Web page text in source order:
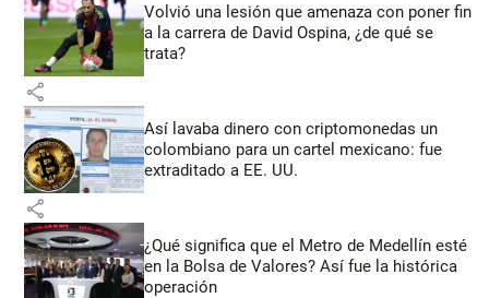
Volvió una lesión que amenaza con poner fin
a la carrera de David Ospina, ¿de qué se
trata?
share
Así lavaba dinero con criptomonedas un
colombiano para un cartel mexicano: fue
extraditado a EE. UU.
share
¿Qué significa que el Metro de Medellín esté
en la Bolsa de Valores? Así fue la histórica
operación